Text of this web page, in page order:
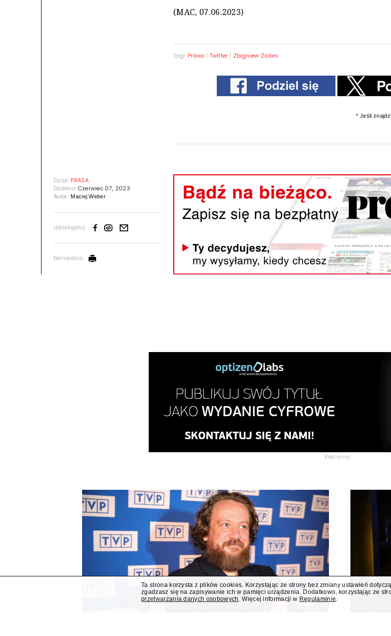
Dział: PRASA
Dodano: Czerwiec 07, 2023
Autor:Maciej Weber
Udostępnij:
Narzędzia:
(MAC, 07.06.2023)
Tagi: Prawo | Twitter | Zbigniew Ziobro
* Jeśli
Reklama
Ta strona korzysta z plików cookies. Korzystając ze strony bez zmiany ustawień
zgadzasz się na zapisywanie ich w pamięci urządzenia. Dodatkowo, korzystając ze
przetwarzania danych osobowych . Więcej informacji w Regulaminie.